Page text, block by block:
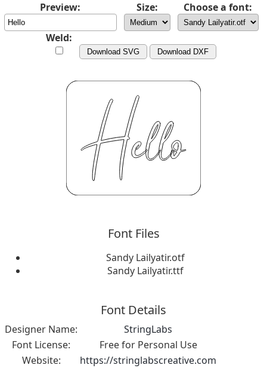
Preview: Size: Choose a font:
Weld:
Download SVG Download DXF
Font Files
Sandy Lailyatir.otf
Sandy Lailyatir.ttf
Font Details
Designer Name:
StringLabs
Font License:
Free for Personal Use
Website:
https://stringlabscreative.com